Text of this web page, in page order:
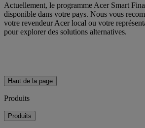
Actuellement, le programme Acer Smart
disponible dans votre pays. Nous vous
votre revendeur Acer local ou votre
pour explorer des solutions alternatives.
Haut de la page
Produits
Produits